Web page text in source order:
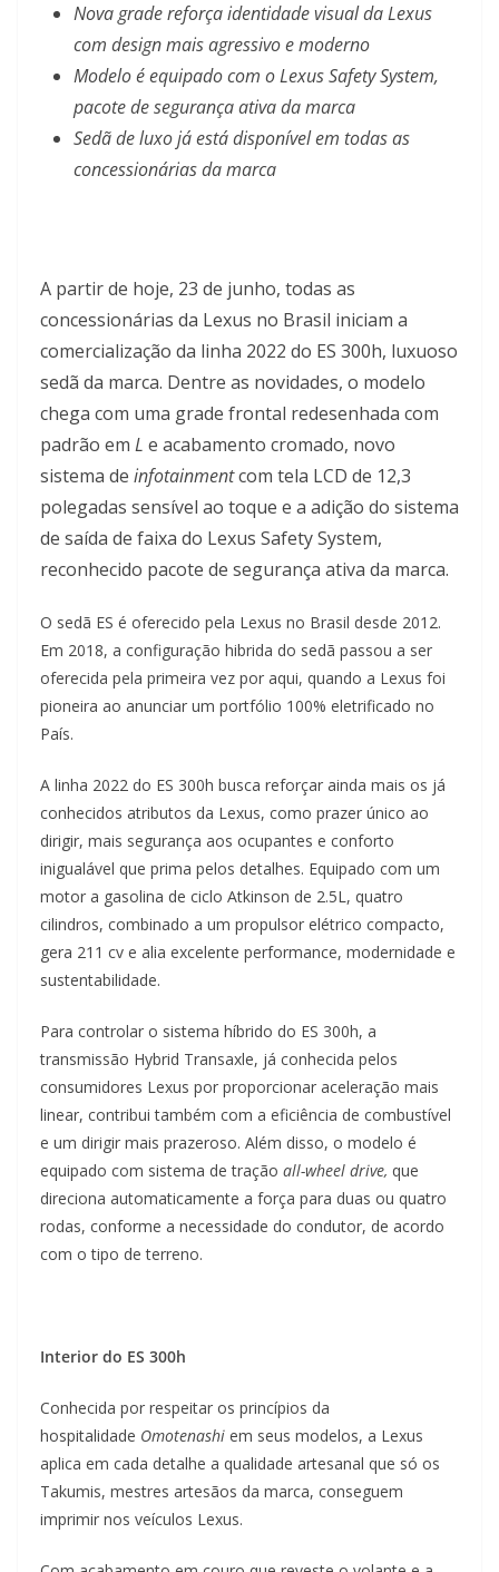
Nova grade reforça identidade visual da Lexus
com design mais agressivo e moderno
Modelo é equipado com o Lexus Safety System,
pacote de segurança ativa da marca
Sedã de luxo já está disponível em todas as
concessionárias da marca
A partir de hoje, 23 de junho, todas as
concessionárias da Lexus no Brasil iniciam a
comercialização da linha 2022 do ES 300h, luxuoso
sedã da marca. Dentre as novidades, o modelo
chega com uma grade frontal redesenhada com
padrão em L e acabamento cromado, novo
sistema de infotainmentcom tela LCD de 12,3
polegadas sensível ao toque e a adição do sistema
de saída de faixa do Lexus Safety System,
reconhecido pacote de segurança ativa da marca.
O sedã ES é oferecido pela Lexus no Brasil desde 2012.
Em 2018, a configuração hibrida do sedã passou a ser
oferecida pela primeira vez por aqui, quando a Lexus foi
pioneira ao anunciar um portfólio 100% eletrificado no
País.
A linha 2022 do ES 300h busca reforçar ainda mais os já
conhecidos atributos da Lexus, como prazer único ao
dirigir, mais segurança aos ocupantes e conforto
inigualável que prima pelos detalhes. Equipado com um
motor a gasolina de ciclo Atkinson de 2.5L, quatro
cilindros, combinado a um propulsor elétrico compacto,
gera 211 cv e alia excelente performance, modernidade e
sustentabilidade.
Para controlar o sistema híbrido do ES 300h, a
transmissão Hybrid Transaxle, já conhecida pelos
consumidores Lexus por proporcionar aceleração mais
linear, contribui também com a eficiência de combustível
e um dirigir mais prazeroso. Além disso, o modelo é
equipado com sistema de tração all-wheel drive, que
direciona automaticamente a força para duas ou quatro
rodas, conforme a necessidade do condutor, de acordo
com o tipo de terreno.
Interior do ES 300h
Conhecida por respeitar os princípios da
hospitalidade Omotenashi em seus modelos, a Lexus
aplica em cada detalhe a qualidade artesanal que só os
Takumis, mestres artesãos da marca, conseguem
imprimir nos veículos Lexus.